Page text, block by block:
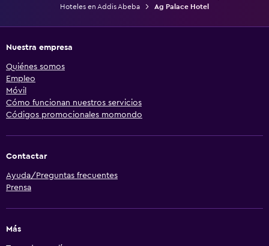
Hoteles en Addis Abeba
Ag Palace Hotel
Nuestra empresa
Quiénes somos
Empleo
Móvil
Cómo funcionan nuestros servicios
Códigos promocionales momondo
Contactar
Ayuda/Preguntas frecuentes
Prensa
Más